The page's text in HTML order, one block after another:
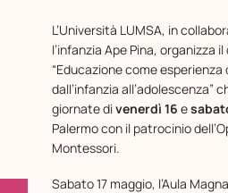
L’Università LUMSA, in
l’infanzia Ape Pina, organizza
“Educazione come
dall’infanzia all’adolescenza”
giornate divenerdì 16 e
Palermo con il patrocinio
Montessori.
Sabato 17 maggio, l’Aula